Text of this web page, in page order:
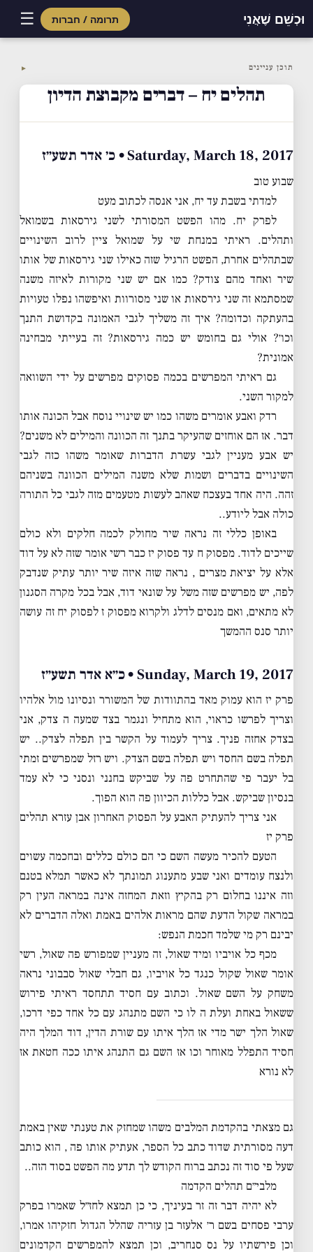
וּכְשֵׁם שֶׁאֲנִי תרומה / חברות ☰
content
תוכן עניינים ▼
תהלים יח – דברים מקבוצת הדיון
Saturday, March 18, 2017 • כ׳ אדר תשע״ז
שבוע טוב
למדתי בשבת עד יח, אני אנסה לכתוב מעט
לפרק יח. מהו הפשט המסורתי לשני גירסאות בשמואל
ותהלים. ראיתי במנחת שי על שמואל ציין לרוב השינויים
שבתהלים אחרת, הפשט הרגיל שזה כאילו שני גירסאות של אותו
שיר ואחד מהם צודק? כמו אם יש שני מקורות לאיזה משנה
שמסתמא זה שני גירסאות או שני מסורוות ואיפשהו נפלו טעויות
בהעתקה וכדומה? איך זה משליך לגבי האמונה בקדושת התנך
וכו׳? אולי גם בחומש יש כמה גירסאות? זה בעייתי מבחינה
אמונית?
גם ראיתי המפרשים בכמה פסוקים מפרשים על ידי השוואה
למקור השני.
רדק ואבע אומרים משהו כמו יש שינויי נוסח אבל הכונה אותו
דבר. אז הם אוחזים שהעיקר בתנך זה הכוונה והמילים לא משנים?
יש אבע מעניין לגבי עשרת הדברות שאומר משהו כזה לגבי
השינויים בדברים ושמות שלא משנה המילים הכוונה בשניהם
זהה. היה אחד בעצכח שאהב לעשות מטעמים מזה לגבי כל התורה
כולה אבל ליודע..
באופן כללי זה נראה שיר מחולק לכמה חלקים ולא כולם
שייכים לדוד. מפסוק ח עד פסוק יז כבר רשי אומר שזה לא על דוד
אלא על יציאת מצרים , נראה שזה איזה שיר יותר עתיק שנדבק
לפה, יש מפרשים שזה משל על שונאי דוד, אבל בכל מקרה הסגנון
לא מתאים, ואם מנסים לדלג ולקרוא מפסוק ז לפסוק יח זה עושה
יותר סנס ההמשך
Sunday, March 19, 2017 • כ״א אדר תשע״ז
פרק יז הוא עמוק מאד בהתוודות של המשורר ונסיונו מול אלהיו
וצריך לפרשו כראוי, הוא מתחיל ונגמר בצד שמעה ה צדק, אני
בצדק אחזה פניך. צריך לעמוד על הקשר בין תפלה לצדק.. יש
תפלה בשם החסד ויש תפלה בשם הצדק. ויש רזל שמפרשים זמתי
בל יעבר פי שהתחרט פה על שביקש בחנני ונסני כי לא עמד
בנסיון שביקש. אבל כללות הכיוון פה הוא הפוך.
אני צריך להעתיק האבע על הפסוק האחרון אבן עזרא תהלים
פרק יז
הטעם להכיר מעשה השם כי הם כולם כללים ובחכמה עשוים
ולנצח עומדים ואני שבע מתענוג תמונתך לא כאשר תמלא בטנם
וזה איננו בחלום רק בהקיץ וזאת המחזה אינה במראה העין רק
במראה שקול הדעת שהם מראות אלהים באמת ואלה הדברים לא
יבינם רק מי שלמד חכמת הנפש:
מכף כל אויביו ומיד שאול, זה מעניין שמפורש פה שאול, רשי
אומר שאול שקול כנגד כל אויביו, גם חבלי שאול סבבוני נראה
משחק על השם שאול. וכתוב עם חסיד תתחסד ראיתי פירוש
ששאול באחת ועלת ה לו כי השם מתנהג עם כל אחד כפי דרכו,
שאול הלך ישר מדי אז הלך איתו עם שורת הדין, דוד המלך היה
חסיד התפלל מאוחר וכו אז השם גם התנהג איתו ככה חטאת אז
לא נורא
גם מצאתי בהקדמת המלבים משהו שמחזק את טענתי שאין באמת
דעה מסורתית שדוד כתב כל הספר, אעתיק אותו פה , הוא כותב
שעל פי סוד זה נכתב ברוח הקודש לך תדע מה הפשט בסוד הזה..
מלבי״ם תהלים הקדמה
לא יהיה דבר זה זר בעיניך, כי כן תמצא לחז״ל שאמרו בפרק
ערבי פסחים בשם ר׳ אלעזר בן עזריה שהלל הגדול חזקיהו אמרו,
וכן פירשתיו על נס סנחריב, וכן תמצא להמפרשים הקדמונים